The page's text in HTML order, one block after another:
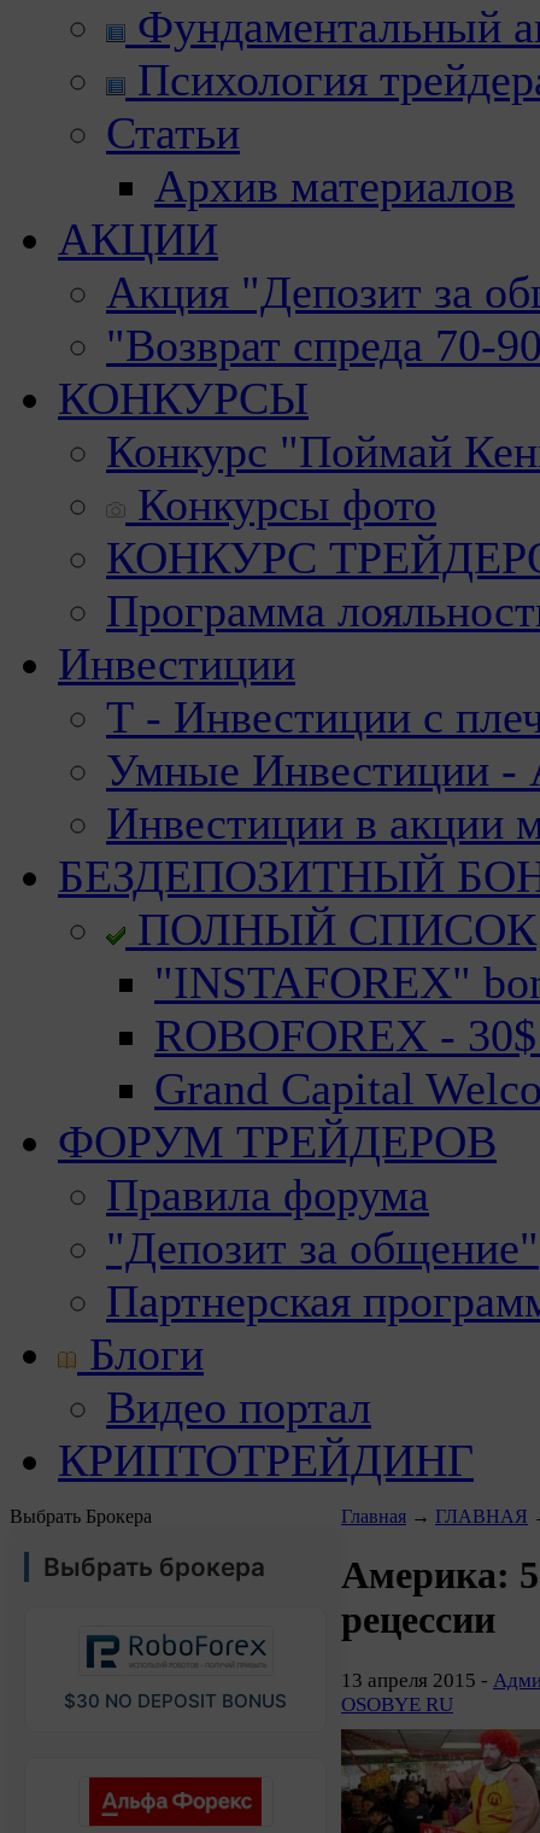
Фундаментальный
Психология
Статьи
Архив материалов
АКЦИИ
Акция "Депозит за
"Возврат спреда 70-
КОНКУРСЫ
Конкурс "Поймай
Конкурсы фото
КОНКУРС
Программа
Инвестиции
Т - Инвестиции с
Умные Инвестиции -
Инвестиции в акции
БЕЗДЕПОЗИТНЫЙ
ПОЛНЫЙ СПИСОК
"INSTAFOREX"
ROBOFOREX -
Grand Capital
ФОРУМ ТРЕЙДЕРОВ
Правила форума
"Депозит за общение"
Партнерская
Блоги
Видео портал
КРИПТОТРЕЙДИНГ
Выбрать Брокера
Выбрать брокера
$30 NO DEPOSIT BONUS
Главная → ГЛАВНАЯ
Америка:
рецессии
13 апреля 2015 -
OSOBYE RU